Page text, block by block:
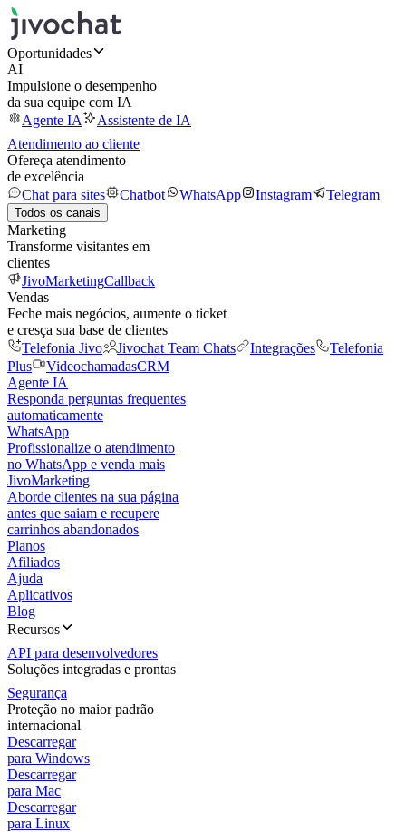
Oportunidades
AI
Impulsione o desempenho
da sua equipe com IA
Agente IA
Assistente de IA
Atendimento ao cliente
Ofereça atendimento
de excelência
Chat para sites
Chatbot WhatsApp Instagram Telegram
Todos os canais
Marketing
Transforme visitantes em
clientes
JivoMarketingCallback
Vendas
Feche mais negócios, aumente o ticket
e cresça sua base de clientes
Telefonia Jivo
Jivochat Team Chats Integrações
Telefonia
Plus
VideochamadasCRM
Agente IA
Responda perguntas frequentes
automaticamente
WhatsApp
Profissionalize o atendimento
no WhatsApp e venda mais
JivoMarketing
Aborde clientes na sua página
antes que saiam e recupere
carrinhos abandonados
Planos
Afiliados
Ajuda
Aplicativos
Blog
Recursos
API para desenvolvedores
Soluções integradas e prontas
Segurança
Proteção no maior padrão
internacional
Descarregar
para Windows
Descarregar
para Mac
Descarregar
para Linux